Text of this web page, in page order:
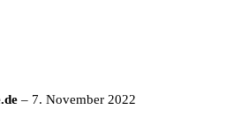
– 7. November 2022